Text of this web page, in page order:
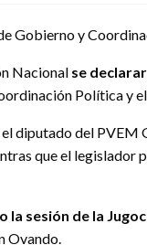
Gobierno y
Nacional se
Política y
diputado del PVEM
que el legislador
la sesión de la
Ovando.